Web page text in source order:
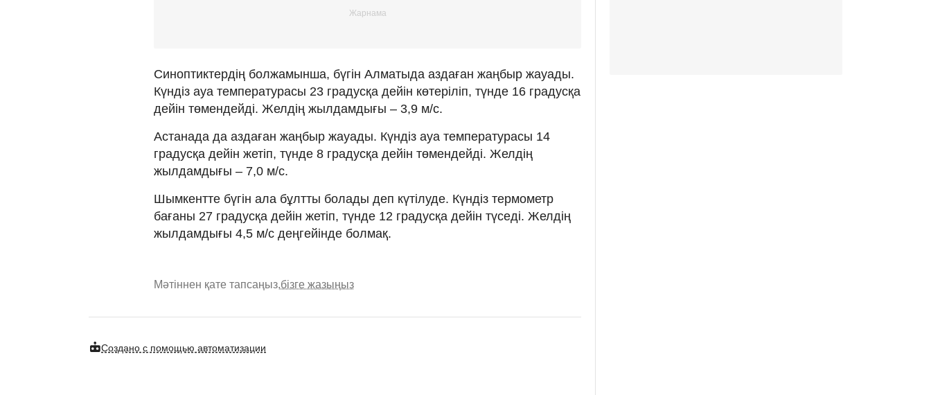
Синоптиктердің болжамынша, бүгін Алматыда аздаған жаңбыр жауады.
Күндіз ауа температурасы 23 градусқа дейін көтеріліп, түнде 16 градусқа
дейін төмендейді. Желдің жылдамдығы – 3,9 м/с.
Астанада да аздаған жаңбыр жауады. Күндіз ауа температурасы 14
градусқа дейін жетіп, түнде 8 градусқа дейін төмендейді. Желдің
жылдамдығы – 7,0 м/с.
Шымкентте бүгін ала бұлтты болады деп күтілуде. Күндіз термометр
бағаны 27 градусқа дейін жетіп, түнде 12 градусқа дейін түседі. Желдің
жылдамдығы 4,5 м/с деңгейінде болмақ.
Мәтіннен қате тапсаңыз,бізге жазыңыз
Создано с помощью автоматизации